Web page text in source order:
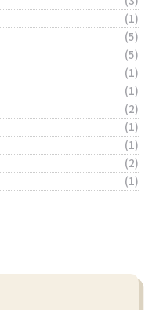
(1)
(5)
(5)
(1)
(1)
(2)
(1)
(1)
(2)
(1)